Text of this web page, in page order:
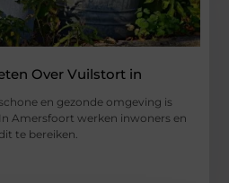
Over Vuilstort in
en gezonde omgeving is
Amersfoort werken inwoners en
te bereiken.